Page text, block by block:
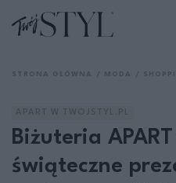
Biżuteria
świąteczne